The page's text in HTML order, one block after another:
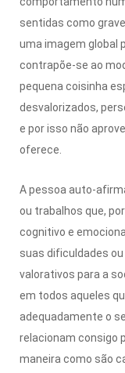
sentidas como
uma imagem global
contrapõe-se ao
pequena coisinha
desvalorizados,
e por isso não
oferece.
A pessoa auto-
ou trabalhos que,
cognitivo e
suas dificuldades
valorativos para a
em todos aqueles
adequadamente o
relacionam consigo
maneira como são